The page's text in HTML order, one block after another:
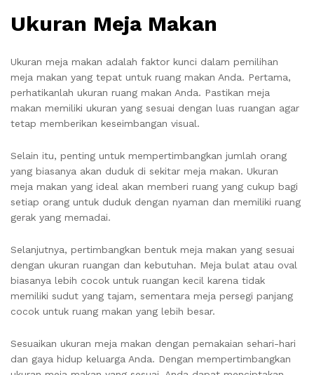
Ukuran Meja Makan
Ukuran meja makan adalah faktor kunci dalam pemilihan
meja makan yang tepat untuk ruang makan Anda. Pertama,
perhatikanlah ukuran ruang makan Anda. Pastikan meja
makan memiliki ukuran yang sesuai dengan luas ruangan agar
tetap memberikan keseimbangan visual.
Selain itu, penting untuk mempertimbangkan jumlah orang
yang biasanya akan duduk di sekitar meja makan. Ukuran
meja makan yang ideal akan memberi ruang yang cukup bagi
setiap orang untuk duduk dengan nyaman dan memiliki ruang
gerak yang memadai.
Selanjutnya, pertimbangkan bentuk meja makan yang sesuai
dengan ukuran ruangan dan kebutuhan. Meja bulat atau oval
biasanya lebih cocok untuk ruangan kecil karena tidak
memiliki sudut yang tajam, sementara meja persegi panjang
cocok untuk ruang makan yang lebih besar.
Sesuaikan ukuran meja makan dengan pemakaian sehari-hari
dan gaya hidup keluarga Anda. Dengan mempertimbangkan